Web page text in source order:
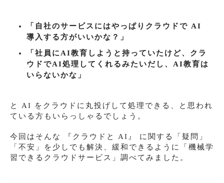
「自社のサービスにはやっぱりクラウドで AI
導入する方がいいかな？」
「社員にAI教育しようと持っていたけど、クラ
ウドでAI処理してくれるみたいだし、AI教育は
いらないかな」
と AI をクラウドに丸投げして処理できる、と思われ
ている方もいらっしゃるでしょう。
今回はそんな 『クラウドと AI』 に関する「疑問」
「不安」を少しでも解決、緩和できるように「機械学
習できるクラウドサービス」調べてみました。